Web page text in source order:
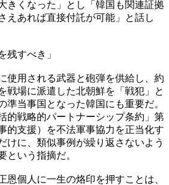
きくなった」とし「韓国も関連証拠
えあれば直接付託が可能」と話し
すべき」
使用される武器と砲弾を供給し、約
戦場に派遣した北朝鮮を「戦犯」と
準当事国となった韓国にも重要だ。
的戦略的パートナーシップ条約」第
的支援）を不法軍事協力を正当化す
けに、類似事例が繰り返さないよう
という指摘だ。
恩個人に一生の烙印を押すことは、